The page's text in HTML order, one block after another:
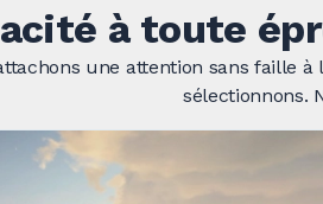
à toute
une attention sans faille
sélectionnons.